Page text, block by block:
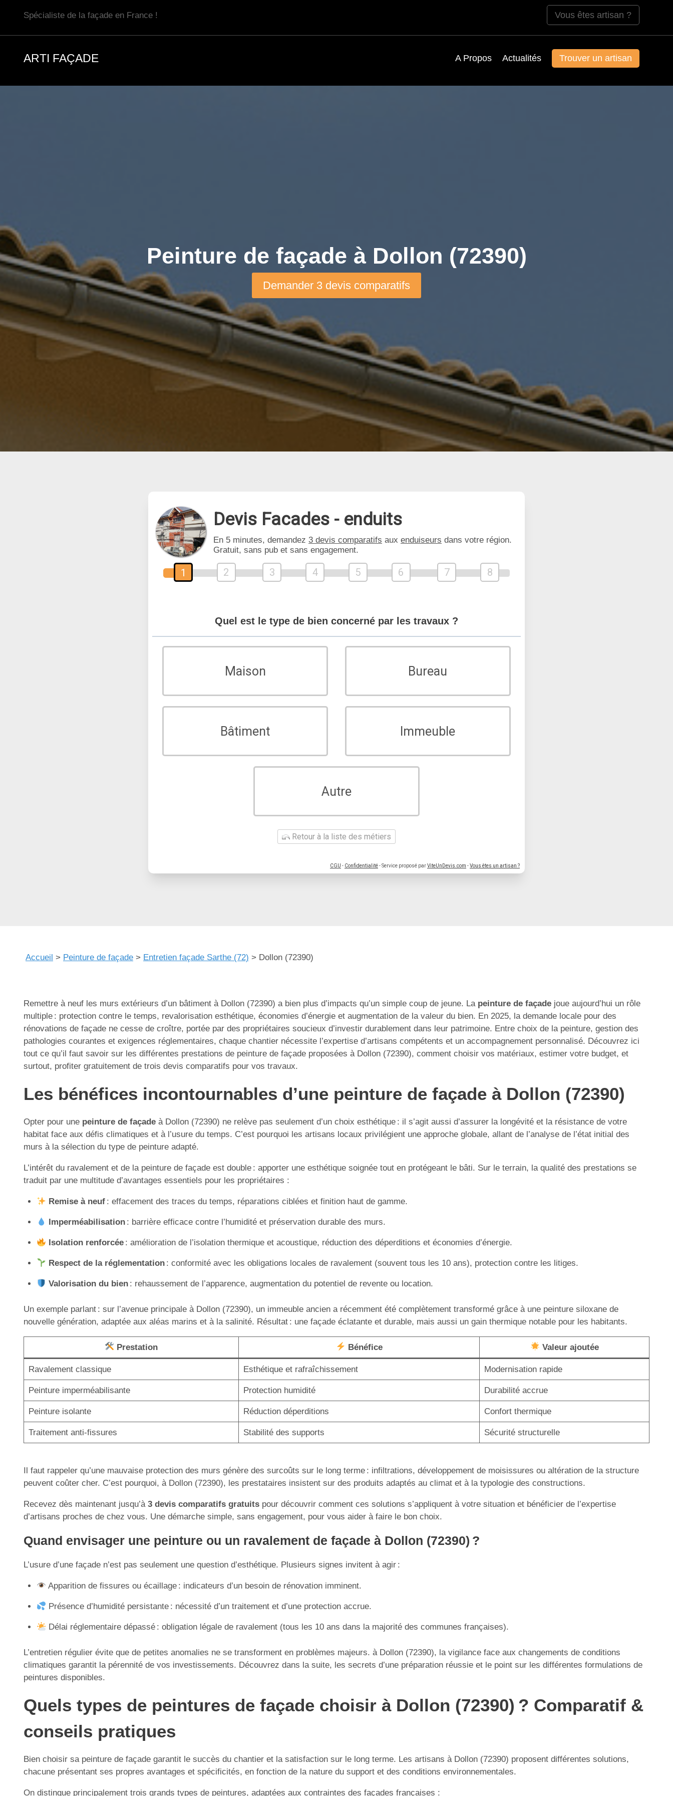
Spécialiste de la façade en France ! Vous êtes artisan ?
ARTI FAÇADE A Propos Actualités Trouver un artisan
Peinture de façade à Dollon (72390)
Demander 3 devis comparatifs
Devis Facades - enduits
En 5 minutes, demandez 3 devis comparatifs aux enduiseurs dans votre région.
Gratuit, sans pub et sans engagement.
1 2 3 4 5 6 7 8
Quel est le type de bien concerné par les travaux ?
Maison Bureau
Bâtiment Immeuble
Autre
Retour à la liste des métiers
CGU - Confidentialité- Service proposé parViteUnDevis.com -Vous êtes un artisan ?
Accueil > Peinture de façade > Entretien façade Sarthe (72) > Dollon (72390)
Remettre à neuf les murs extérieurs d’un bâtiment à Dollon (72390) a bien plus d’impacts qu’un simple coup de jeune. La peinture de façade joue aujourd’hui un rôle
multiple : protection contre le temps, revalorisation esthétique, économies d’énergie et augmentation de la valeur du bien. En 2025, la demande locale pour des
rénovations de façade ne cesse de croître, portée par des propriétaires soucieux d’investir durablement dans leur patrimoine. Entre choix de la peinture, gestion des
pathologies courantes et exigences réglementaires, chaque chantier nécessite l’expertise d’artisans compétents et un accompagnement personnalisé. Découvrez ici
tout ce qu’il faut savoir sur les différentes prestations de peinture de façade proposées à Dollon (72390), comment choisir vos matériaux, estimer votre budget, et
surtout, profiter gratuitement de trois devis comparatifs pour vos travaux.
Les bénéfices incontournables d’une peinture de façade à Dollon (72390)
Opter pour une peinture de façade à Dollon (72390) ne relève pas seulement d’un choix esthétique : il s’agit aussi d’assurer la longévité et la résistance de votre
habitat face aux défis climatiques et à l’usure du temps. C’est pourquoi les artisans locaux privilégient une approche globale, allant de l’analyse de l’état initial des
murs à la sélection du type de peinture adapté.
L’intérêt du ravalement et de la peinture de façade est double : apporter une esthétique soignée tout en protégeant le bâti. Sur le terrain, la qualité des prestations se
traduit par une multitude d’avantages essentiels pour les propriétaires :
Remise à neuf: effacement des traces du temps, réparations ciblées et finition haut de gamme.
Imperméabilisation: barrière efficace contre l’humidité et préservation durable des murs.
Isolation renforcée: amélioration de l’isolation thermique et acoustique, réduction des déperditions et économies d’énergie.
Respect de la réglementation: conformité avec les obligations locales de ravalement (souvent tous les 10 ans), protection contre les litiges.
Valorisation du bien: rehaussement de l’apparence, augmentation du potentiel de revente ou location.
Un exemple parlant : sur l’avenue principale à Dollon (72390), un immeuble ancien a récemment été complètement transformé grâce à une peinture siloxane de
nouvelle génération, adaptée aux aléas marins et à la salinité. Résultat : une façade éclatante et durable, mais aussi un gain thermique notable pour les habitants.
Prestation Bénéfice Valeur ajoutée
Ravalement classique Esthétique et rafraîchissement Modernisation rapide
Peinture imperméabilisante Protection humidité Durabilité accrue
Peinture isolante Réduction déperditions Confort thermique
Traitement anti-fissures Stabilité des supports Sécurité structurelle
Il faut rappeler qu’une mauvaise protection des murs génère des surcoûts sur le long terme : infiltrations, développement de moisissures ou altération de la structure
peuvent coûter cher. C’est pourquoi, à Dollon (72390), les prestataires insistent sur des produits adaptés au climat et à la typologie des constructions.
Recevez dès maintenant jusqu’à 3 devis comparatifs gratuits pour découvrir comment ces solutions s’appliquent à votre situation et bénéficier de l’expertise
d’artisans proches de chez vous. Une démarche simple, sans engagement, pour vous aider à faire le bon choix.
Quand envisager une peinture ou un ravalement de façade à Dollon (72390) ?
L’usure d’une façade n’est pas seulement une question d’esthétique. Plusieurs signes invitent à agir :
Apparition de fissures ou écaillage : indicateurs d’un besoin de rénovation imminent.
Présence d’humidité persistante : nécessité d’un traitement et d’une protection accrue.
Délai réglementaire dépassé : obligation légale de ravalement (tous les 10 ans dans la majorité des communes françaises).
L’entretien régulier évite que de petites anomalies ne se transforment en problèmes majeurs. à Dollon (72390), la vigilance face aux changements de conditions
climatiques garantit la pérennité de vos investissements. Découvrez dans la suite, les secrets d’une préparation réussie et le point sur les différentes formulations de
peintures disponibles.
Quels types de peintures de façade choisir à Dollon (72390) ? Comparatif &
conseils pratiques
Bien choisir sa peinture de façade garantit le succès du chantier et la satisfaction sur le long terme. Les artisans à Dollon (72390) proposent différentes solutions,
chacune présentant ses propres avantages et spécificités, en fonction de la nature du support et des conditions environnementales.
On distingue principalement trois grands types de peintures, adaptées aux contraintes des façades françaises :